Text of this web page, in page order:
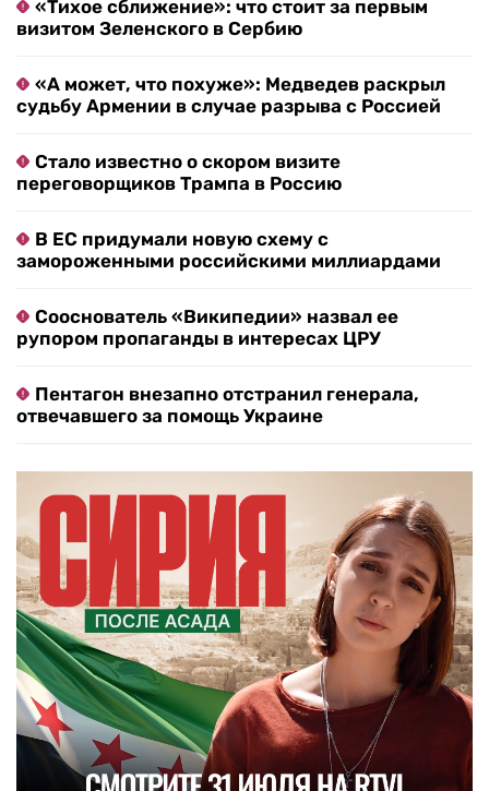
«Тихое сближение»: что стоит за первым
визитом Зеленского в Сербию
«А может, что похуже»: Медведев раскрыл
судьбу Армении в случае разрыва с Россией
Стало известно о скором визите
переговорщиков Трампа в Россию
В ЕС придумали новую схему с
замороженными российскими миллиардами
Сооснователь «Википедии» назвал ее
рупором пропаганды в интересах ЦРУ
Пентагон внезапно отстранил генерала,
отвечавшего за помощь Украине